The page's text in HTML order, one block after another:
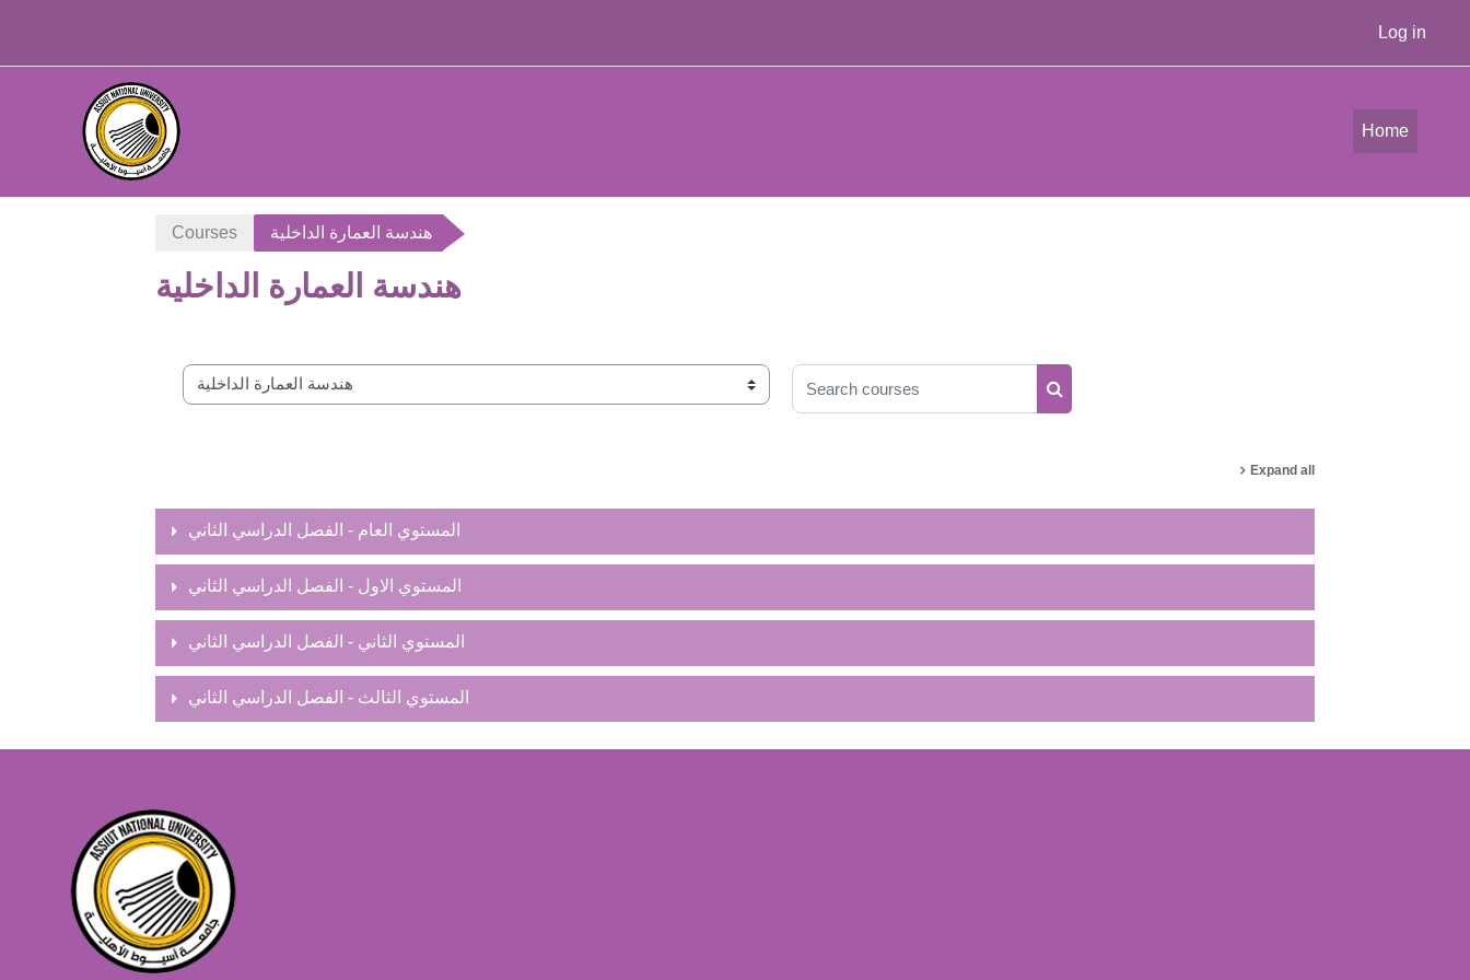
Log in
Home
Courses هندسة العمارة الداخلية
هندسة العمارة الداخلية
Course categories
Search courses
Expand all
المستوي العام - الفصل الدراسي الثاني
المستوي الاول - الفصل الدراسي الثاني
المستوي الثاني - الفصل الدراسي الثاني
المستوي الثالث - الفصل الدراسي الثاني